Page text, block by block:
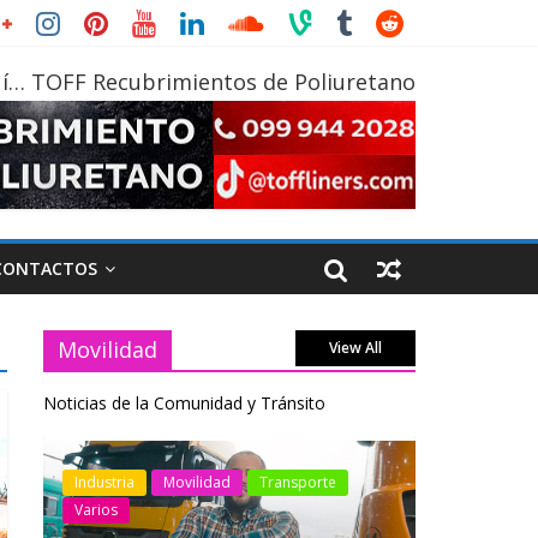
TOFF Recubrimientos de Poliuretano
Movilidad View All
Noticias de la Comunidad y Tránsito
Industria Movilidad
Transporte
Varios